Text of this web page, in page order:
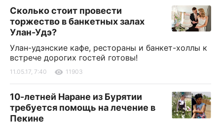
Сколько стоит провести
торжество в банкетных залах
Улан-Удэ?
Улан-удэнские кафе, рестораны и банкет-холлы к
встрече дорогих гостей готовы!
11.05.17, 7:40 11903
10-летней Наране из Бурятии
требуется помощь на лечение в
Пекине